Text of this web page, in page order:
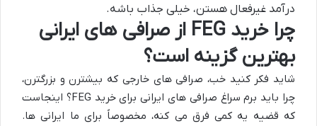
درآمد غیرفعال هستن، خیلی جذاب باشه.
چرا خرید FEG از صرافی های ایرانی
بهترین گزینه است؟
شاید فکر کنید خب، صرافی های خارجی که بیشترن و بزرگترن،
چرا باید برم سراغ صرافی های ایرانی برای خرید FEG؟ اینجاست
که قضیه یه کمی فرق می کنه، مخصوصاً برای ما ایرانی ها.